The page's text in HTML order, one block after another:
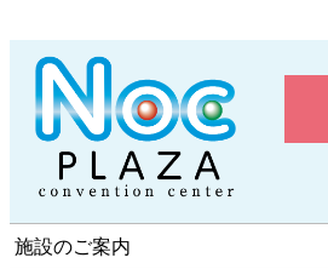
施設のご案内